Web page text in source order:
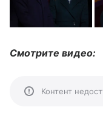
Смотрите видео:
Контент